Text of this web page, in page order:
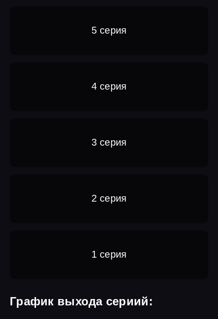
5 серия
4 серия
3 серия
2 серия
1 серия
График выхода сериий: